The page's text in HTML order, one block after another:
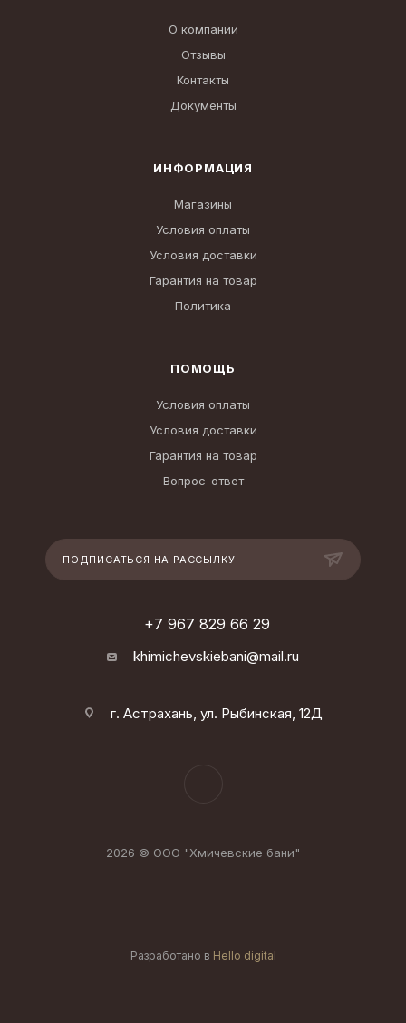
О компании
Отзывы
Контакты
Документы
ИНФОРМАЦИЯ
Магазины
Условия оплаты
Условия доставки
Гарантия на товар
Политика
ПОМОЩЬ
Условия оплаты
Условия доставки
Гарантия на товар
Вопрос-ответ
ПОДПИСАТЬСЯ НА РАССЫЛКУ
+7 967 829 66 29
khimichevskiebani@mail.ru
г. Астрахань, ул. Рыбинская, 12Д
2026 © ООО "Хмичевские бани"
Разработано в Hello digital